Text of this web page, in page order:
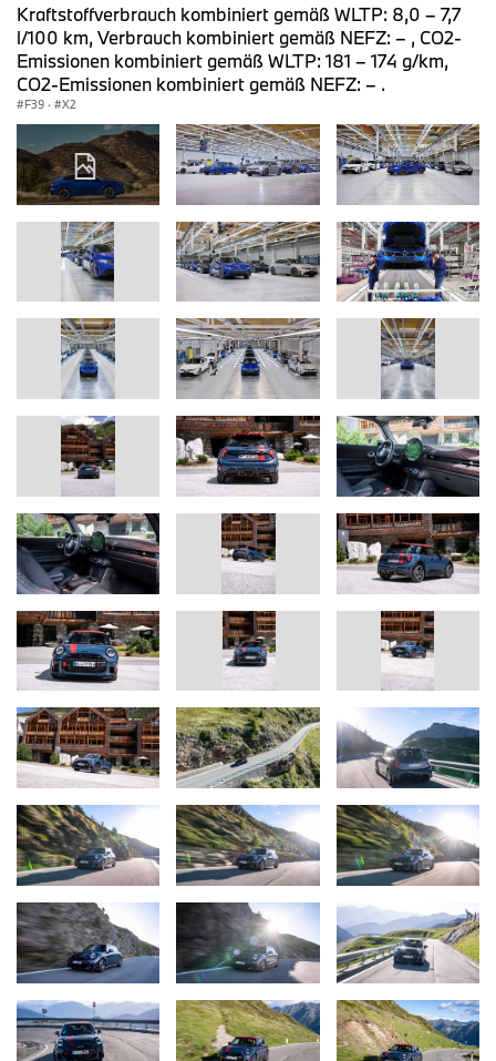
Kraftstoffverbrauch kombiniert gemäß WLTP: 8,0 – 7,7
l/100 km, Verbrauch kombiniert gemäß NEFZ: – , CO2-
Emissionen kombiniert gemäß WLTP: 181 – 174 g/km,
CO2-Emissionen kombiniert gemäß NEFZ: – .
F39 · X2